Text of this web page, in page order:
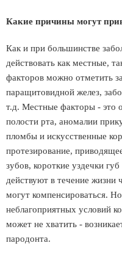
Какие причины могут
Как и при большинстве
действовать как местные,
факторов можно отметить
паращитовидной желез,
т.д. Местные факторы - это
полости рта, аномалии
пломбы и искусственные
протезирование,
зубов, короткие уздечки
действуют в течение жизни
могут компенсироваться.
неблагоприятных условий
может не хватить -
пародонта.